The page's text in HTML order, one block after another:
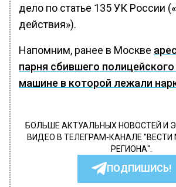
дело по статье 135 УК России
действия»).
Напомним, ранее в Москве
парня сбившего полицейского
машине в которой лежали
БОЛЬШЕ АКТУАЛЬНЫХ НОВОСТЕЙ И
ВИДЕО В ТЕЛЕГРАМ-КАНАЛЕ
РЕГИОНА".
ПОДПИШИСЬ!